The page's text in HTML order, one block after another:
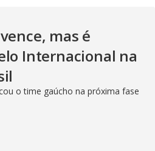
mas é
Internacional na
o time gaúcho na próxima fase